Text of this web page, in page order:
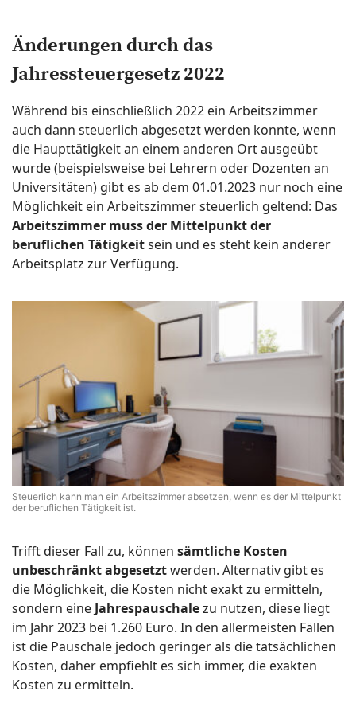
Änderungen durch das
Jahressteuergesetz 2022
Während bis einschließlich 2022 ein Arbeitszimmer
auch dann steuerlich abgesetzt werden konnte, wenn
die Haupttätigkeit an einem anderen Ort ausgeübt
wurde (beispielsweise bei Lehrern oder Dozenten an
Universitäten) gibt es ab dem 01.01.2023 nur noch eine
Möglichkeit ein Arbeitszimmer steuerlich geltend: Das
Arbeitszimmer muss der Mittelpunkt der
beruflichen Tätigkeitsein und es steht kein anderer
Arbeitsplatz zur Verfügung.
Steuerlich kann man ein Arbeitszimmer absetzen, wenn es der Mittelpunkt
der beruflichen Tätigkeit ist.
Trifft dieser Fall zu, können sämtliche Kosten
unbeschränkt abgesetztwerden. Alternativ gibt es
die Möglichkeit, die Kosten nicht exakt zu ermitteln,
sondern eine Jahrespauschalezu nutzen, diese liegt
im Jahr 2023 bei 1.260 Euro. In den allermeisten Fällen
ist die Pauschale jedoch geringer als die tatsächlichen
Kosten, daher empfiehlt es sich immer, die exakten
Kosten zu ermitteln.